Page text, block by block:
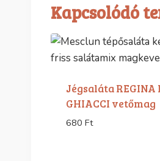
Kapcsolódó
Jégsaláta REGINA
GHIACCI vetőmag
680 Ft